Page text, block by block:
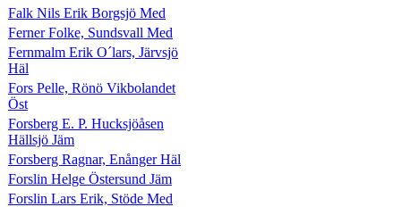
Falk Nils Erik Borgsjö Med
Ferner Folke, Sundsvall Med
Fernmalm Erik O´lars, Järvsjö
Häl
Fors Pelle, Rönö Vikbolandet
Öst
Forsberg E. P. Hucksjöåsen
Hällsjö Jäm
Forsberg Ragnar, Enånger Häl
Forslin Helge Östersund Jäm
Forslin Lars Erik, Stöde Med